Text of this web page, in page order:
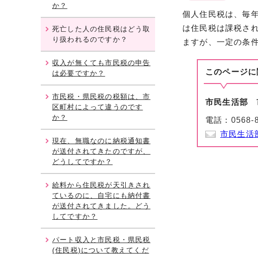
個人住民税は、毎
は住民税は課税さ
ますが、一定の条
このページ
市民生活部
電話： 0568-
市民生活
か？
死亡した人の住民税はどう取
り扱われるのですか？
収入が無くても市民税の申告
は必要ですか？
市民税・県民税の税額は、市
区町村によって違うのです
か？
現在、無職なのに納税通知書
が送付されてきたのですが、
どうしてですか？
給料から住民税が天引きされ
ているのに、自宅にも納付書
が送付されてきました。どう
してですか？
パート収入と市民税・県民税
(住民税)について教えてくだ